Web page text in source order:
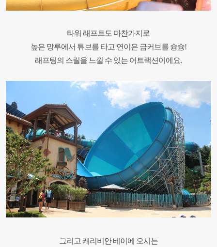
타워 래프트도 마찬가지로
높은 망루에서 튜브를 타고 연이은 급커브를 슝슝!
래프팅의 스릴을 느낄 수 있는 어트랙션이에요.
그리고 캐리비안 베이에 오시는